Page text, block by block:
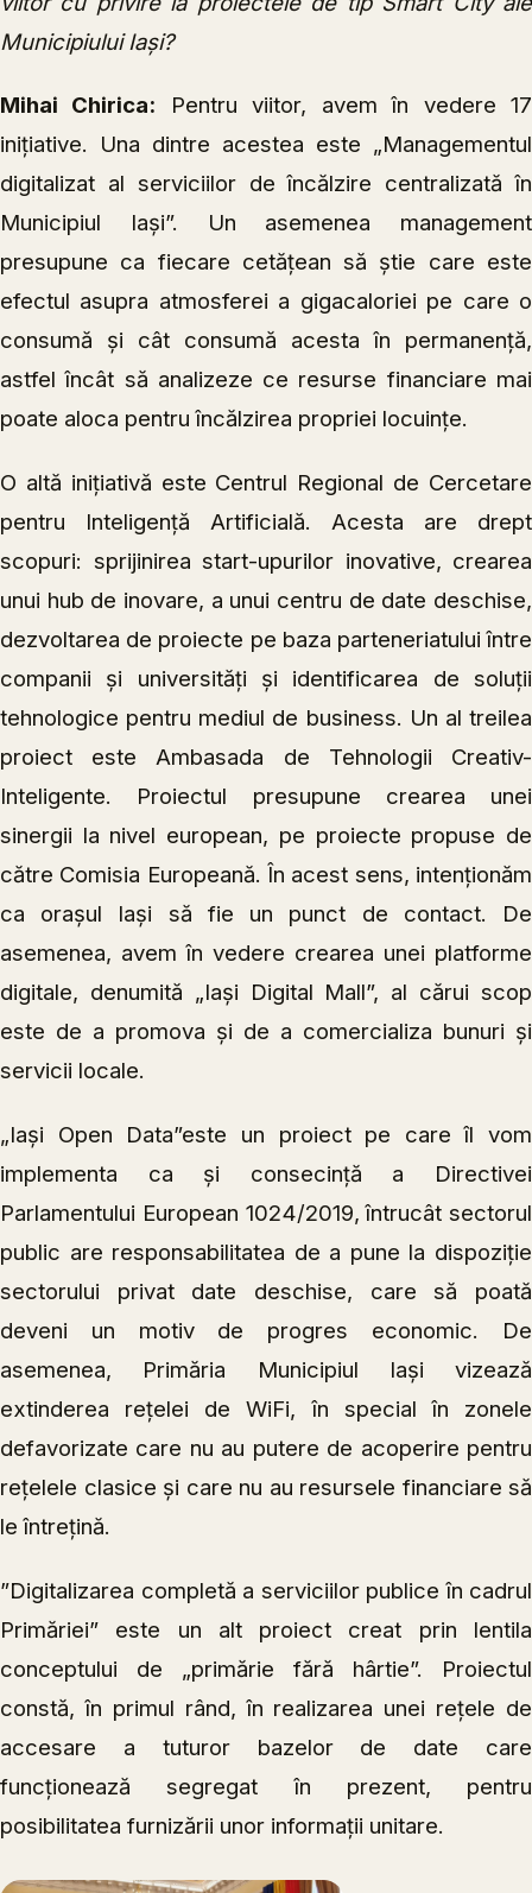
Municipiului Iași?
Mihai Chirica: Pentru viitor, avem în vedere 17
inițiative. Una dintre acestea este „Managementul
digitalizat al serviciilor de încălzire centralizată în
Municipiul Iași”. Un asemenea management
presupune ca fiecare cetățean să știe care este
efectul asupra atmosferei a gigacaloriei pe care o
consumă și cât consumă acesta în permanență,
astfel încât să analizeze ce resurse financiare mai
poate aloca pentru încălzirea propriei locuințe.
O altă inițiativă este Centrul Regional de Cercetare
pentru Inteligență Artificială. Acesta are drept
scopuri: sprijinirea start-upurilor inovative, crearea
unui hub de inovare, a unui centru de date deschise,
dezvoltarea de proiecte pe baza parteneriatului între
companii și universități și identificarea de soluții
tehnologice pentru mediul de business. Un al treilea
proiect este Ambasada de Tehnologii Creativ-
Inteligente. Proiectul presupune crearea unei
sinergii la nivel european, pe proiecte propuse de
către Comisia Europeană. În acest sens, intenționăm
ca orașul Iași să fie un punct de contact. De
asemenea, avem în vedere crearea unei platforme
digitale, denumită „Iași Digital Mall”, al cărui scop
este de a promova și de a comercializa bunuri și
servicii locale.
„Iași Open Data”este un proiect pe care îl vom
implementa ca și consecință a Directivei
Parlamentului European 1024/2019, întrucât sectorul
public are responsabilitatea de a pune la dispoziție
sectorului privat date deschise, care să poată
deveni un motiv de progres economic. De
asemenea, Primăria Municipiul Iași vizează
extinderea rețelei de WiFi, în special în zonele
defavorizate care nu au putere de acoperire pentru
rețelele clasice și care nu au resursele financiare să
le întrețină.
”Digitalizarea completă a serviciilor publice în cadrul
Primăriei” este un alt proiect creat prin lentila
conceptului de „primărie fără hârtie”. Proiectul
constă, în primul rând, în realizarea unei rețele de
accesare a tuturor bazelor de date care
funcționează segregat în prezent, pentru
posibilitatea furnizării unor informații unitare.